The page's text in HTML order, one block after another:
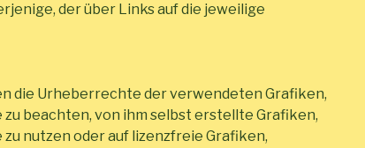
der über Links auf die jeweilige
die Urheberrechte der verwendeten Grafiken,
beachten, von ihm selbst erstellte Grafiken,
nutzen oder auf lizenzfreie Grafiken,